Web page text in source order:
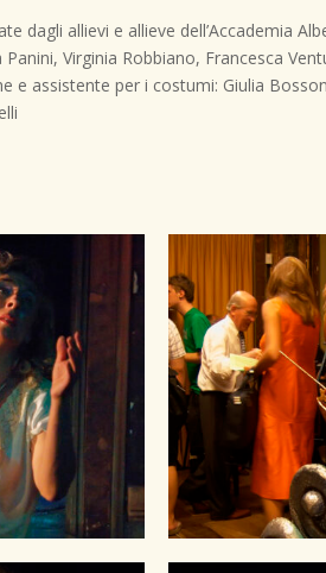
dagli allievi e allieve dell’Accademia
Virginia Robbiano, Francesca
e assistente per i costumi: Giulia